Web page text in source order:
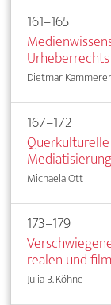
161–165
Urheberrechts
Dietmar Kammerer
167–172
Michaela Ott
173–179
realen und
Julia B. Köhne